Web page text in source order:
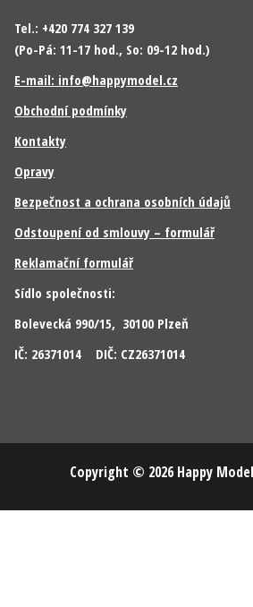
Tel.: +420 774 327 139
(Po-Pá: 11-17 hod., So: 09-12 hod.)
E-mail: info@happymodel.cz
Obchodní podmínky
Kontakty
Opravy
Bezpečnost a ochrana osobních údajů
Odstoupení od smlouvy – formulář
Reklamační formulář
Sídlo společnosti:
Bolevecká 990/15, 30100 Plzeň
IČ: 26371014 DIČ: CZ26371014
Copyright © 2026 Happy